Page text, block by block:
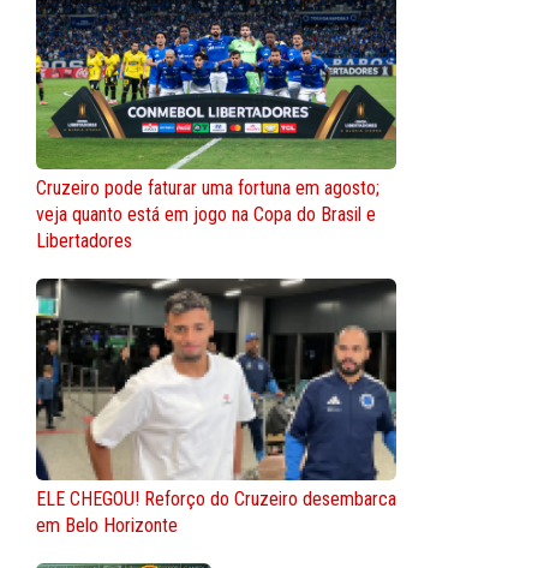
Cruzeiro pode faturar uma fortuna em agosto;
veja quanto está em jogo na Copa do Brasil e
Libertadores
ELE CHEGOU! Reforço do Cruzeiro desembarca
em Belo Horizonte